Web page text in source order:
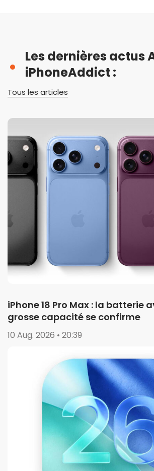
Les dernières actus
iPhoneAddict :
Tous les articles
iPhone 18 Pro Max : la batterie
grosse capacité se confirme
10 Aug. 2026 • 20:39